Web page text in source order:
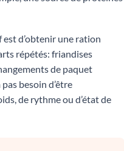
d’obtenir une ration
répétés: friandises
de paquet
besoin d’être
de rythme ou d’état de